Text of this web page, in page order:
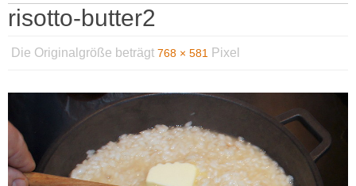
risotto-butter2
Die Originalgröße beträgt 768 × 581 Pixel